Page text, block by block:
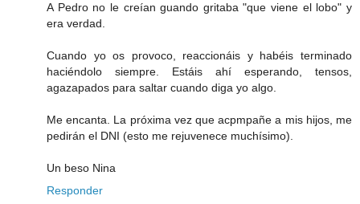
A Pedro no le creían guando gritaba "que viene el lobo" y
era verdad.
Cuando yo os provoco, reaccionáis y habéis terminado
haciéndolo siempre. Estáis ahí esperando, tensos,
agazapados para saltar cuando diga yo algo.
Me encanta. La próxima vez que acpmpañe a mis hijos, me
pedirán el DNI (esto me rejuvenece muchísimo).
Un beso Nina
Responder